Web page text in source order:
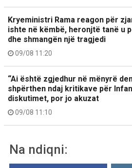
Kryeministri Rama reagon për
ishte në këmbë, heronjtë tanë u
dhe shmangën një tragjedi
09/08 11:20
“Ai është zgjedhur në mënyrë
shpërthen ndaj kritikave për
diskutimet, por jo akuzat
09/08 11:10
Na ndiqni: